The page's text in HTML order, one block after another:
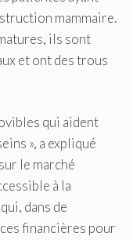
mammaire.
ils sont
et ont des trous
qui aident
», a expliqué
le marché
à la
dans de
financières pour